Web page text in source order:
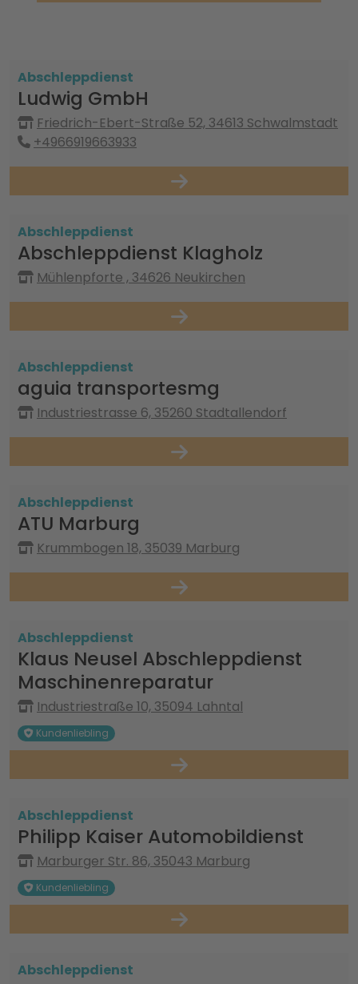
Abschleppdienst
Ludwig GmbH
Friedrich-Ebert-Straße 52, 34613 Schwalmstadt
+4966919663933
Abschleppdienst
Abschleppdienst Klagholz
Mühlenpforte , 34626 Neukirchen
Abschleppdienst
aguia transportesmg
Industriestrasse 6, 35260 Stadtallendorf
Abschleppdienst
ATU Marburg
Krummbogen 18, 35039 Marburg
Abschleppdienst
Klaus Neusel Abschleppdienst
Maschinenreparatur
Industriestraße 10, 35094 Lahntal
Kundenliebling
Abschleppdienst
Philipp Kaiser Automobildienst
Marburger Str. 86, 35043 Marburg
Kundenliebling
Abschleppdienst